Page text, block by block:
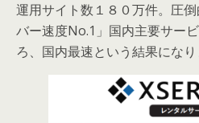
運用サイト数１８０万件。圧
バー速度No.1」国内主要サー
ろ、国内最速という結果になり